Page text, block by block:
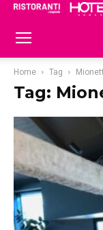
Home Tag
Tag: